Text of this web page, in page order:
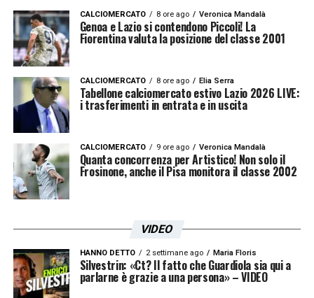
CALCIOMERCATO 8 ore ago Veronica Mandalà
Genoa e Lazio si contendono Piccoli! La
Fiorentina valuta la posizione del classe 2001
CALCIOMERCATO 8 ore ago Elia Serra
Tabellone calciomercato estivo Lazio 2026 LIVE:
i trasferimenti in entrata e in uscita
CALCIOMERCATO 9 ore ago Veronica Mandalà
Quanta concorrenza per Artistico! Non solo il
Frosinone, anche il Pisa monitora il classe 2002
VIDEO
HANNO DETTO 2 settimane ago Maria Floris
Silvestrin: «Ct? Il fatto che Guardiola sia qui a
parlarne è grazie a una persona» – VIDEO